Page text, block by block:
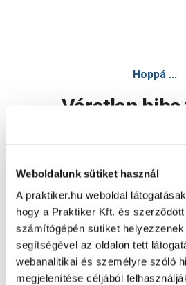
Weboldalunk sütiket használ
A praktiker.hu weboldal
hogy a Praktiker Kft. és
számítógépén sütiket
segítségével az oldalon tett
webanalitikai és személyre szóló
megjelenítése céljából
Hoppá ...
Váratlan
Oldal